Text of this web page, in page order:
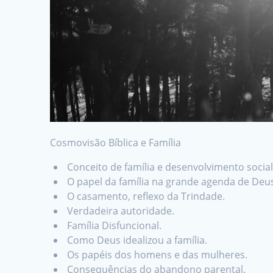
Cosmovisão Bíblica e Família
Conceito de família e desenvolvimento
O papel da família na grande agenda de
O casamento, reflexo da Trindade.
Verdadeira autoridade.
Família Disfuncional.
Como Deus idealizou a família.
Os papéis dos homens e das mulheres.
Consequências do abandono parental.